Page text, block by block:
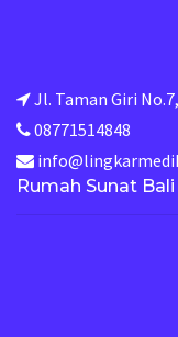
Jl. Taman Giri
08771514848
Rumah Sunat